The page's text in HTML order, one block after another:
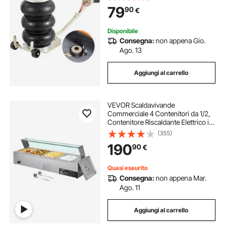
Cuscini d'Aria per Riparazione Auto
Manutenzione SUV Pickup Officina
Garage
7990€
Disponibile
Consegna:non appena Gio.
Ago. 13
Aggiungi al carrello
VEVOR Scaldavivande
Commerciale 4 Contenitori da 1/2,
Contenitore Riscaldante Elettrico in
Acciaio Inox da 1,5 kW con
Coperchio in Vetro Set di
Scaldavivande per Catering,
Ristoranti Feste
(355)
19090€
Quasi esaurito
Consegna:non appena Mar.
Ago. 11
Aggiungi al carrello